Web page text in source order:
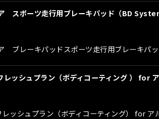
ア スポーツ走行用ブレーキパッド（BD
ブレーキパッドスポーツ走行用ブレーキ
ッシュプラン（ボディコーティング ） for
ッシュプラン（ボディコーティング） for